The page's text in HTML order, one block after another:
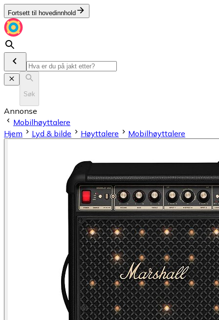
Fortsett til hovedinnhold
Søk
Annonse
Mobilhøyttalere
Hjem
Lyd & bilde Høyttalere Mobilhøyttalere